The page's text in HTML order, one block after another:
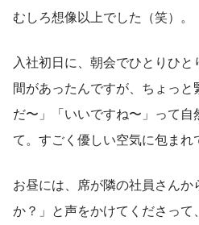
むしろ想像以上でした（笑）。
入社初日に、朝会でひとりひ
間があったんですが、ちょっ
だ〜」「いいですね〜」って
て。すごく優しい空気に包まれ
お昼には、席が隣の社員さん
か？」と声をかけてくださっ